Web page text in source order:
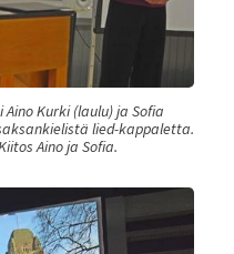
Kurki (laulu) ja Sofia
lied-kappaletta.
Aino ja Sofia.